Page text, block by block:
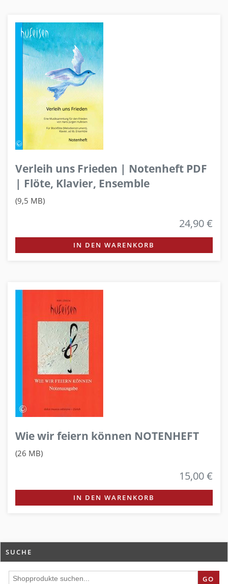
Verleih uns Frieden | Notenheft PDF
| Flöte, Klavier, Ensemble
(9,5 MB)
24,90 €
IN DEN WARENKORB
Wie wir feiern können NOTENHEFT
(26 MB)
15,00 €
IN DEN WARENKORB
SUCHE
GO